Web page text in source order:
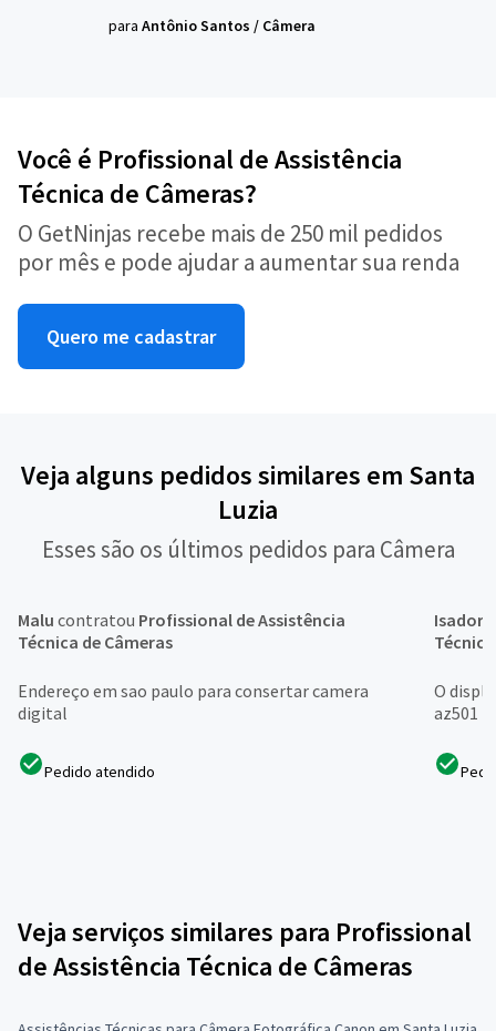
para Antônio Santos / Câmera
Você é Profissional de Assistência
Técnica de Câmeras?
O GetNinjas recebe mais de 250 mil pedidos
por mês e pode ajudar a aumentar sua renda
Quero me cadastrar
Veja alguns pedidos similares em Santa
Luzia
Esses são os últimos pedidos para Câmera
Malu contratou Profissional de Assistência
Técnica de Câmeras
Endereço em sao paulo para consertar camera
digital
Pedido atendido
Isadora
O
az501
Veja serviços similares para Profissional
de Assistência Técnica de Câmeras